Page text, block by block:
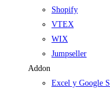
Shopify
VTEX
WIX
Jumpseller
Addon
Excel y Google